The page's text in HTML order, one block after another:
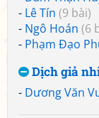
- Lê Tín (9 bài)
- Ngô Hoán (6
- Phạm Đạo
Dịch giả
- Dương Văn